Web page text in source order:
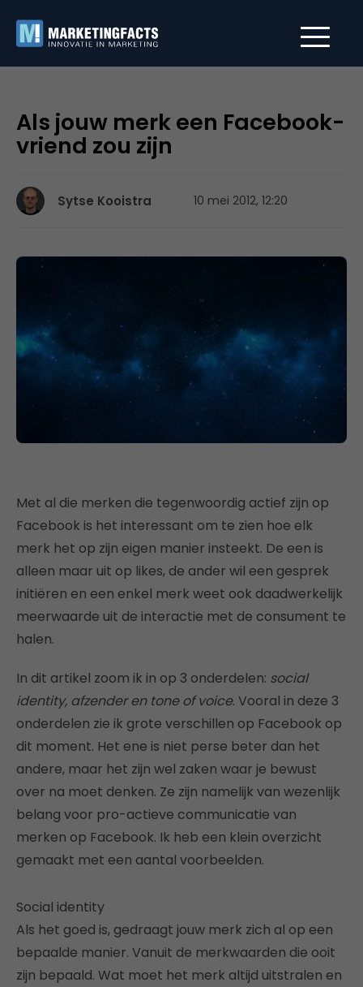
Als jouw merk een Facebook-
vriend zou zijn
Sytse Kooistra 10 mei 2012, 12:20
Met al die merken die tegenwoordig actief zijn op
Facebook is het interessant om te zien hoe elk
merk het op zijn eigen manier insteekt. De een is
alleen maar uit op likes, de ander wil een gesprek
initiëren en een enkel merk weet ook daadwerkelijk
meerwaarde uit de interactie met de consument te
halen.
In dit artikel zoom ik in op 3 onderdelen: social
identity, afzender en tone of voice. Vooral in deze 3
onderdelen zie ik grote verschillen op Facebook op
dit moment. Het ene is niet perse beter dan het
andere, maar het zijn wel zaken waar je bewust
over na moet denken. Ze zijn namelijk van wezenlijk
belang voor pro-actieve communicatie van
merken op Facebook. Ik heb een klein overzicht
gemaakt met een aantal voorbeelden.
Social identity
Als het goed is, gedraagt jouw merk zich al op een
bepaalde manier. Vanuit de merkwaarden die ooit
zijn bepaald. Wat moet het merk altijd uitstralen en